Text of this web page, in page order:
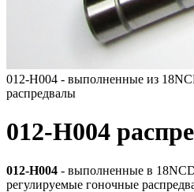
012-H004 - выполненные из
распредвалы
012-H004
012-H004 - выполненные в
регулируемые гоночные